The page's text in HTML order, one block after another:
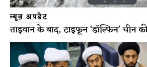
न्यूज़ अपडेट
ताइवान के बाद, टाइफून ‘डॉल्फिन’ चीन